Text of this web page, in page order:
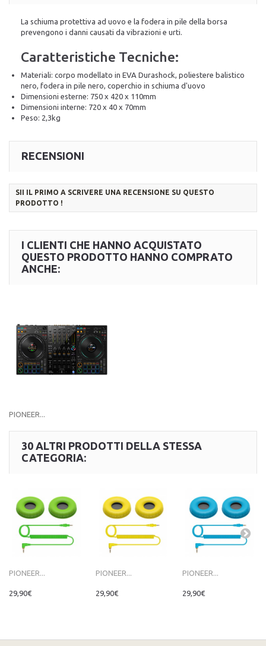
La schiuma protettiva ad uovo e la fodera in pile della borsa
prevengono i danni causati da vibrazioni e urti.
Caratteristiche Tecniche:
Materiali: corpo modellato in EVA Durashock, poliestere balistico
nero, fodera in pile nero, coperchio in schiuma d'uovo
Dimensioni esterne: 750 x 420 x 110mm
Dimensioni interne: 720 x 40 x 70mm
Peso: 2,3kg
RECENSIONI
SII IL PRIMO A SCRIVERE UNA RECENSIONE SU QUESTO
PRODOTTO !
I CLIENTI CHE HANNO ACQUISTATO
QUESTO PRODOTTO HANNO COMPRATO
ANCHE:
PIONEER...
30 ALTRI PRODOTTI DELLA STESSA
CATEGORIA:
PIONEER...
29,90€
PIONEER...
29,90€
PIONEER...
29,90€